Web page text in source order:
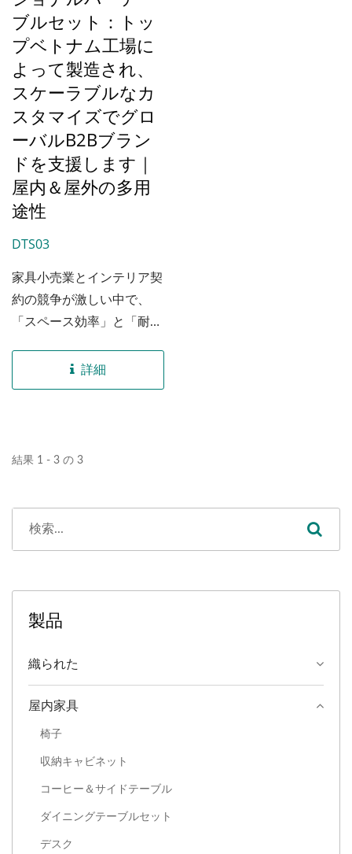
ブルセット：トッ
プベトナム工場に
よって製造され、
スケーラブルなカ
スタマイズでグロ
ーバルB2Bブラン
ドを支援します｜
屋内＆屋外の多用
途性
DTS03
家具小売業とインテリア契
約の競争が激しい中で、
「スペース効率」と「耐久
的な要因です。ベトナムの
一流家具サプライヤーとし
高の収納効率を融合させた
ットは、流線型のバーテー
において比類のない適応性
詳細
結果 1 - 3 の 3
製品
織られた
屋内家具
椅子
収納キャビネット
コーヒー＆サイドテーブル
ダイニングテーブルセット
デスク